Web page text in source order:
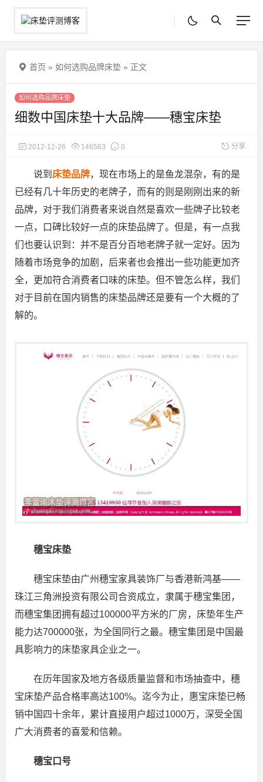
首页 » 如何选购品牌床垫 » 正文
如何选购品牌床垫
细数中国床垫十大品牌——穗宝床垫
2012-12-26 146563 0 分享
说到 床垫品牌，现在市场上的是鱼龙混杂，有的是
已经有几十年历史的老牌子，而有的则是刚刚出来的新
品牌，对于我们消费者来说自然是喜欢一些牌子比较老
一点，口碑比较好一点的床垫品牌了。但是，有一点我
们也要认识到：并不是百分百地老牌子就一定好。因为
随着市场竞争的加剧 ，后来者也会推出一些功能更加齐
全，更加符合消费者口味的床垫。但不管怎么样，我们
对于目前在国内销售的床垫品牌还是要有一个大概的了
解的。
穗宝床垫
穗宝床垫由广州穗宝家具装饰厂与香港新鸿基——
珠江三角洲投资有限公司合资成立，隶属于穗宝集团，
而穗宝集团拥有超过100000平方米的厂房，床垫年生产
能力达700000张，为全国同行之最。穗宝集团是中国最
具影响力的床垫家具企业之一。
在历年国家及地方各级质量监督和市场抽查中，穗
宝床垫产品合格率高达100%。迄今为止，惠宝床垫已畅
销中国四十余年，累计直接用户超过1000万，深受全国
广大消费者的喜爱和信赖。
穗宝口号